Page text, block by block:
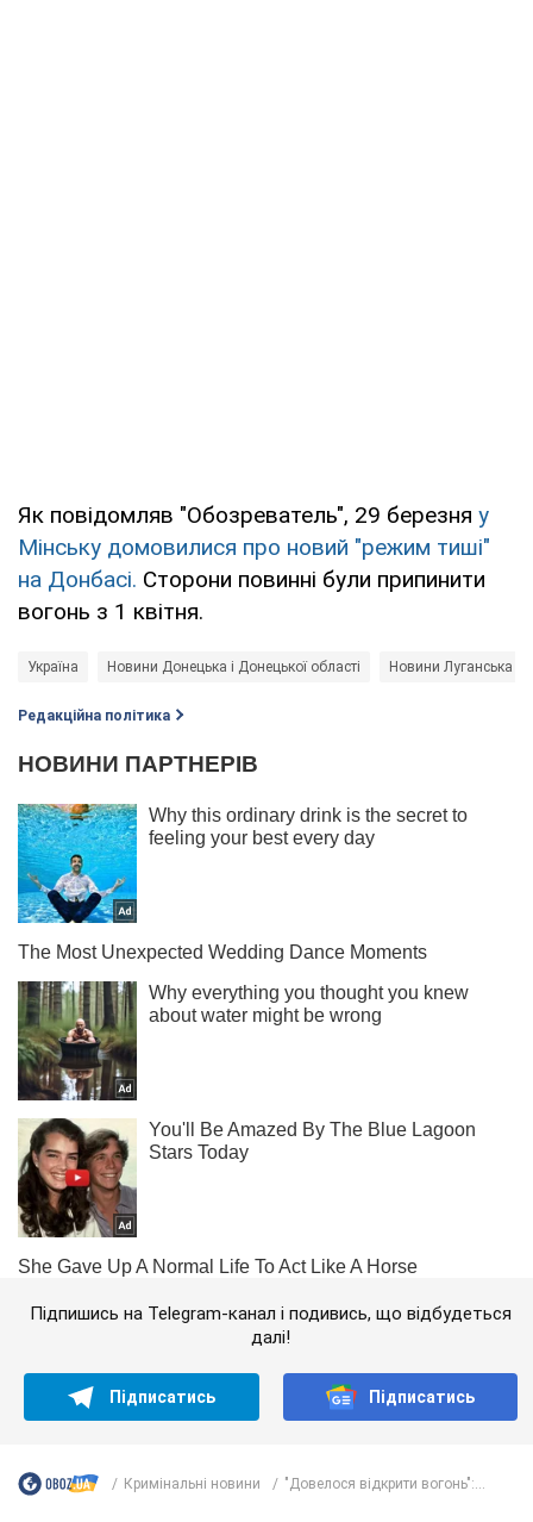
Як повідомляв "Обозреватель", 29 березня у
Мінську домовилися про новий "режим тиші"
на Донбасі. Сторони повинні були припинити
вогонь з 1 квітня.
Україна Новини Донецька і Донецької області Новини Луганська і
Редакційна політика
Підпишись на Telegram-канал і подивись, що відбудеться
далі!
Підписатись Підписатись
Кримінальні новини "Довелося відкрити вогонь":...